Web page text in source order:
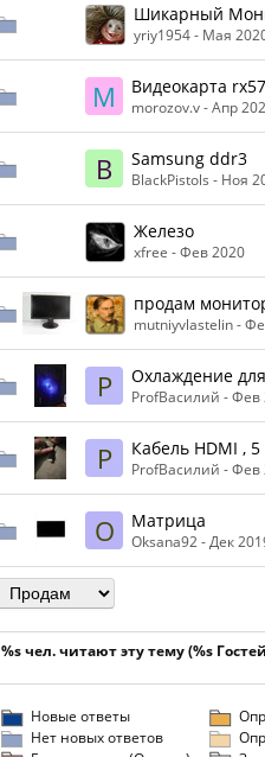
Шикарный
yriy1954 - Мая
M Видеокарта
morozov.v -Апр
B Samsung ddr3
BlackPistols - Ноя
Железо
xfree -Фев 2020
продам
mutniyvlastelin -
P Охлаждение
ProfВасилий -Фев
P Кабель HDMI ,
ProfВасилий -Фев
O Матрица
Oksana92 -Дек
%s чел. читают эту тему (%s
Новые ответы
Нет новых ответов